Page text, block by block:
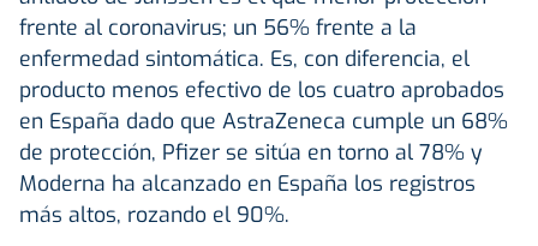
frente al coronavirus; un 56% frente a la
enfermedad sintomática. Es, con diferencia, el
producto menos efectivo de los cuatro aprobados
en España dado que AstraZeneca cumple un 68%
de protección, Pfizer se sitúa en torno al 78% y
Moderna ha alcanzado en España los registros
más altos, rozando el 90%.